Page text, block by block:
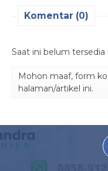
Komentar (0)
Saat ini belum
Mohon maaf, form
halaman/artikel ini.